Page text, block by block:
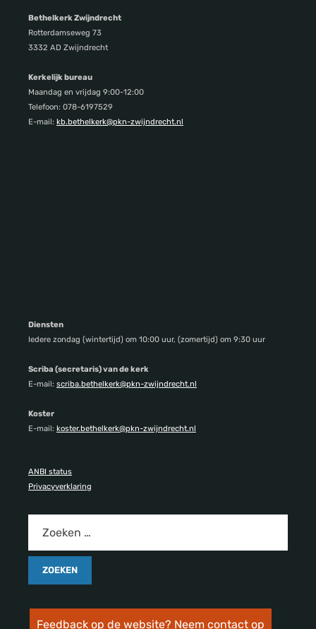
Bethelkerk Zwijndrecht
Rotterdamseweg 73
3332 AD Zwijndrecht
Kerkelijk bureau
Maandag en vrijdag 9:00-12:00
Telefoon: 078-6197529
E-mail: kb.bethelkerk@pkn-zwijndrecht.nl
Diensten
Iedere zondag (wintertijd) om 10:00 uur, (zomertijd) om 9:30 uur
Scriba (secretaris) van de kerk
E-mail: scriba.bethelkerk@pkn-zwijndrecht.nl
Koster
E-mail: koster.bethelkerk@pkn-zwijndrecht.nl
ANBI status
Privacyverklaring
Feedback op de website? Neem contact op